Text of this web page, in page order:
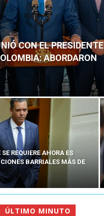
CON EL PRESIDENTE
ABORDARON
REQUIERE AHORA ES
BARRIALES MÁS DE
ÚLTIMO MINUTO